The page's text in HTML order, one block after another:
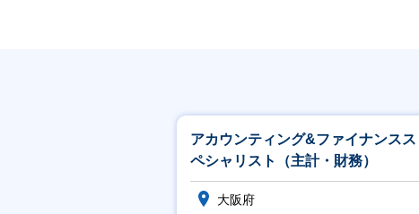
アカウンティング&ファイナンスス
ペシャリスト（主計・財務）
大阪府